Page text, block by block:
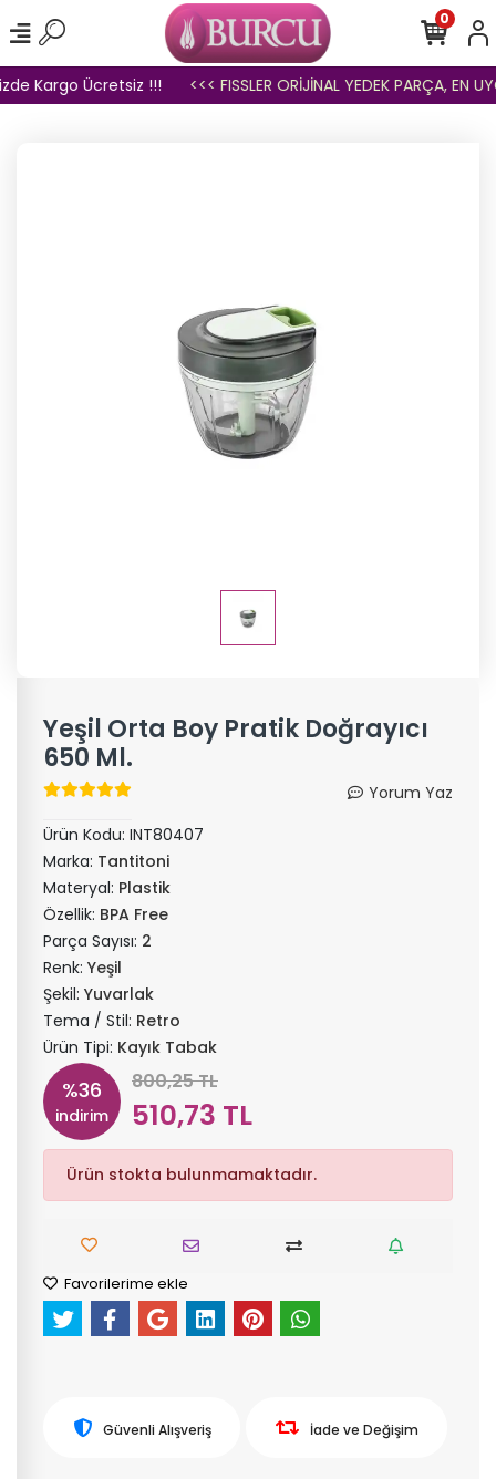
Kargo Ücretsiz !!! <<< FISSLER ORİJİNAL YEDEK PARÇA, EN
0
Yeşil Orta Boy Pratik Doğrayıcı
650 Ml.
Yorum Yaz
Ürün Kodu: INT80407
Marka: Tantitoni
Materyal: Plastik
Özellik: BPA Free
Parça Sayısı: 2
Renk: Yeşil
Şekil: Yuvarlak
Tema / Stil: Retro
Ürün Tipi: Kayık Tabak
%36
indirim
800,25 TL
510,73 TL
Ürün stokta bulunmamaktadır.
Favorilerime ekle
Güvenli Alışveriş İade ve Değişim